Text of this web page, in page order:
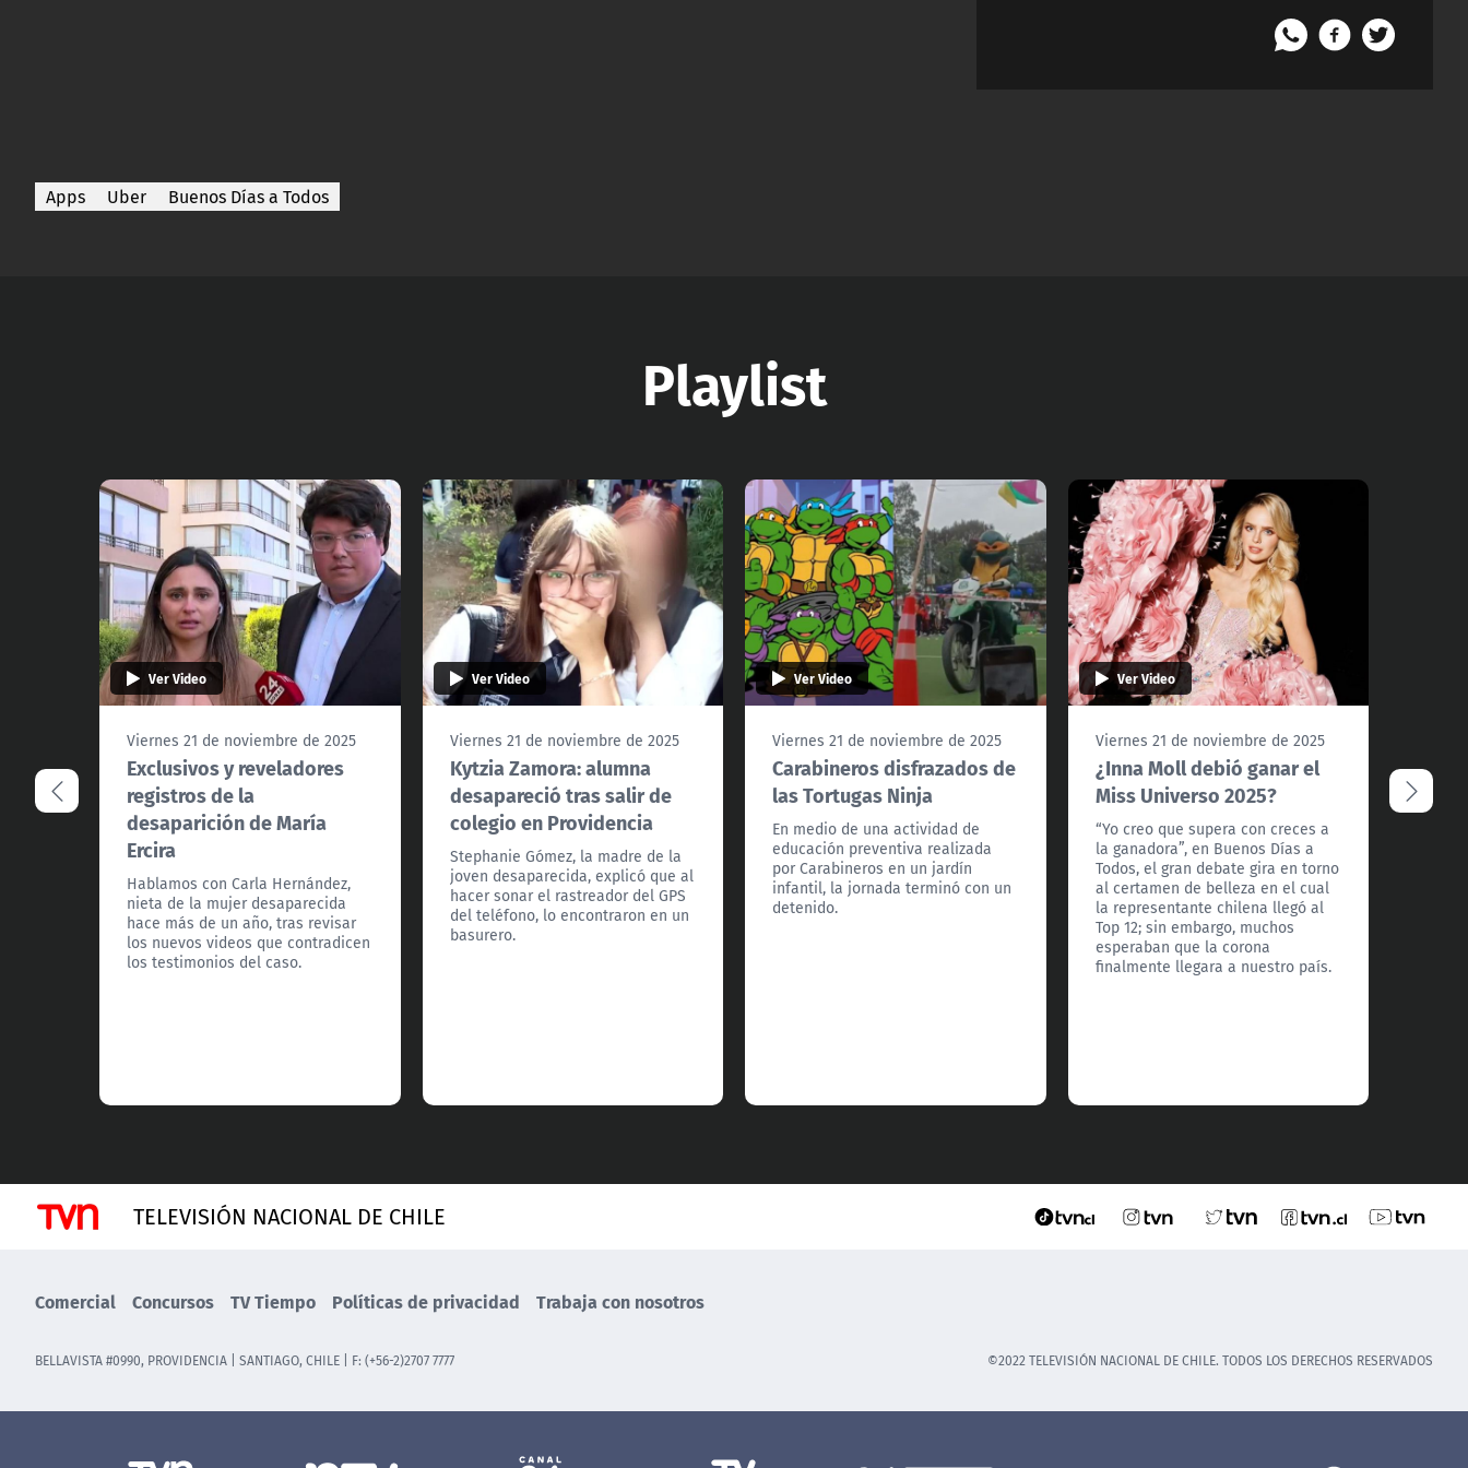
Apps Uber Buenos Días a Todos
Playlist
Ver Video
Viernes 21 de noviembre de 2025
Exclusivos y reveladores
registros de la
desaparición de María
Ercira
Hablamos con Carla Hernández,
nieta de la mujer desaparecida
hace más de un año, tras revisar
los nuevos videos que contradicen
los testimonios del caso.
Ver Video
Viernes 21 de noviembre de 2025
Kytzia Zamora: alumna
desapareció tras salir de
colegio en Providencia
Stephanie Gómez, la madre de la
joven desaparecida, explicó que al
hacer sonar el rastreador del GPS
del teléfono, lo encontraron en un
basurero.
Ver Video
Viernes 21 de noviembre de 2025
Carabineros disfrazados de
las Tortugas Ninja
En medio de una actividad de
educación preventiva realizada
por Carabineros en un jardín
infantil, la jornada terminó con un
detenido.
Ver Video
Viernes 21 de noviembre de 2025
¿Inna Moll debió ganar el
Miss Universo 2025?
“Yo creo que supera con creces a
la ganadora”, en Buenos Días a
Todos, el gran debate gira en torno
al certamen de belleza en el cual
la representante chilena llegó al
Top 12; sin embargo, muchos
esperaban que la corona
finalmente llegara a nuestro país.
TELEVISIÓN NACIONAL DE CHILE
Comercial Concursos TV Tiempo Políticas de privacidad Trabaja con nosotros
BELLAVISTA #0990, PROVIDENCIA | SANTIAGO, CHILE | F: (+56-2)2707 7777 ©2022 TELEVISIÓN NACIONAL DE CHILE. TODOS LOS DERECHOS RESERVADOS